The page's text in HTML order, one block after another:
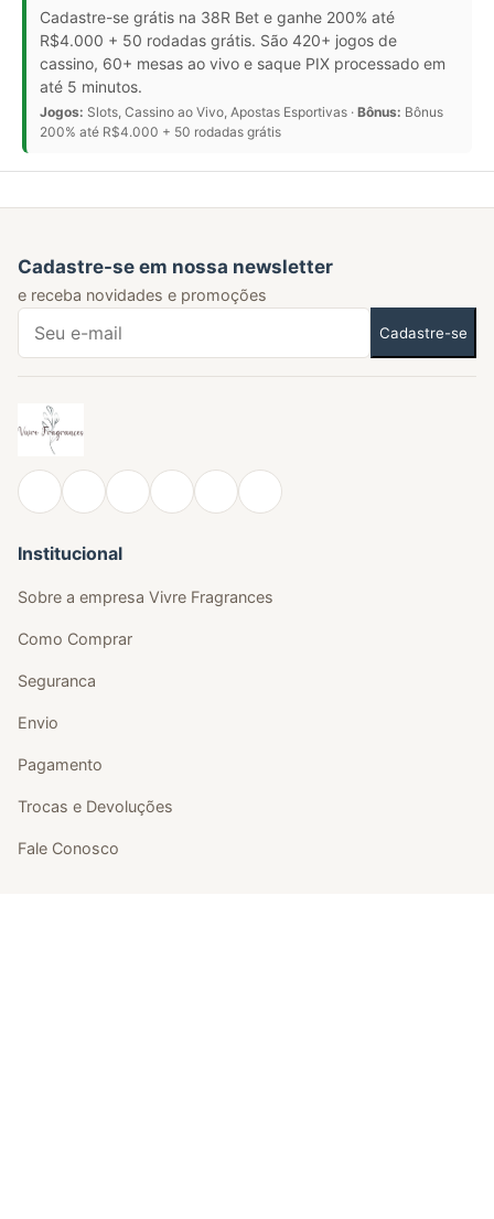
Cadastre-se grátis na 38R Bet e ganhe 200% até
R$4.000 + 50 rodadas grátis. São 420+ jogos de
cassino, 60+ mesas ao vivo e saque PIX processado em
até 5 minutos.
Jogos: Slots, Cassino ao Vivo, Apostas Esportivas · Bônus: Bônus
200% até R$4.000 + 50 rodadas grátis
Cadastre-se em nossa newsletter
e receba novidades e promoções
Cadastre-se
Institucional
Sobre a empresa Vivre Fragrances
Como Comprar
Seguranca
Envio
Pagamento
Trocas e Devoluções
Fale Conosco